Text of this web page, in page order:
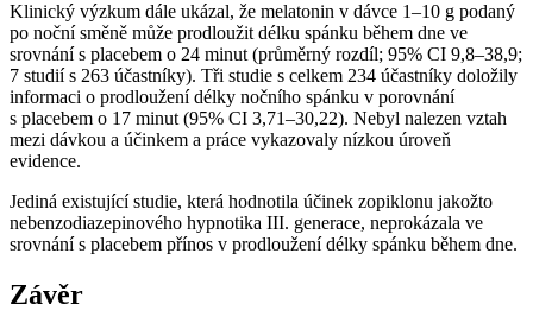
Klinický výzkum dále ukázal, že melatonin v dávce 1–10 g podaný
po noční směně může prodloužit délku spánku během dne ve
srovnání s placebem o 24 minut (průměrný rozdíl; 95% CI 9,8–38,9;
7 studií s 263 účastníky). Tři studie s celkem 234 účastníky doložily
informaci o prodloužení délky nočního spánku v porovnání
s placebem o 17 minut (95% CI 3,71–30,22). Nebyl nalezen vztah
mezi dávkou a účinkem a práce vykazovaly nízkou úroveň
evidence.
Jediná existující studie, která hodnotila účinek zopiklonu jakožto
nebenzodiazepinového hypnotika III. generace, neprokázala ve
srovnání s placebem přínos v prodloužení délky spánku během dne.
Závěr